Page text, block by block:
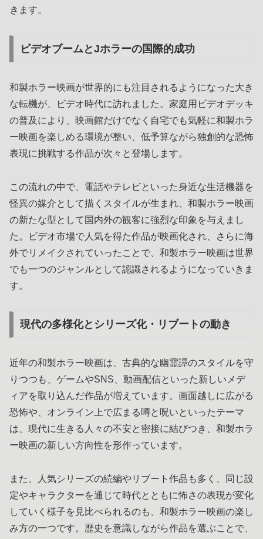
きます。
ビデオブームとJホラーの国際的成功
和製ホラー映画が世界的にも注目されるようになった大き
な転機が、ビデオ時代に訪れました。家庭用ビデオデッキ
の普及により、映画館だけでなく自宅でも気軽に和製ホラ
ー映画を楽しめる環境が整い、低予算ながら独創的な恐怖
表現に挑戦する作品が次々と登場します。
この流れの中で、電話やテレビといった身近な生活機器を
怪異の媒介として描くスタイルが生まれ、和製ホラー映画
の新たな型として国内外の観客に強烈な印象を与えまし
た。ビデオ市場で人気を得た作品が映画化され、さらに海
外でリメイクされていったことで、和製ホラー映画は世界
でも一つのジャンルとして認識されるようになっていきま
す。
現代の多様化とシリーズ化・リブートの動き
近年の和製ホラー映画は、古典的な幽霊譚のスタイルを守
りつつも、ゲームやSNS、動画配信といった新しいメデ
ィアを取り込んだ作品が増えています。画面越しに広がる
恐怖や、オンライン上で広まる噂と呪いといったテーマ
は、現代に生きる人々の不安と密接に結びつき、和製ホラ
ー映画の新しい方向性を形作っています。
また、人気シリーズの続編やリブート作品も多く、同じ設
定やキャラクターを通じて時代とともに怖さの表現が変化
していく様子を見比べられるのも、和製ホラー映画の楽し
み方の一つです。歴史を意識しながら作品を選ぶことで、